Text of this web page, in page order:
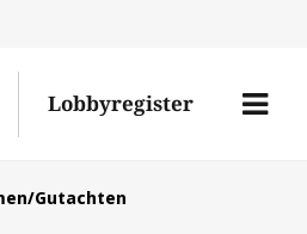
Lobbyregister
Menü
Gutachten